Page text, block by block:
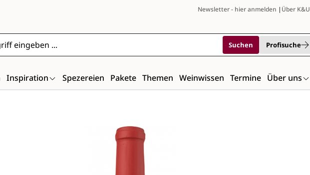
Newsletter - hier anmelden | Über K&U
Suchen Profisuche
Inspiration Spezereien Pakete Themen Weinwissen Termine Über uns